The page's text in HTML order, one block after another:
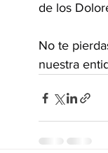
de los
No te
nuestra